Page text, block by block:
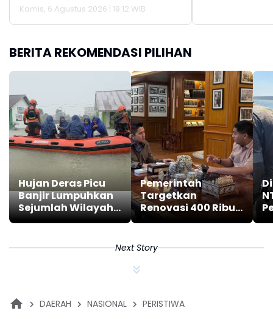
Kamis, 6 Agustus 2026 | 19:12 WIB
BERITA REKOMENDASI PILIHAN
Hujan Deras Picu
Banjir Lumpuhkan
Sejumlah Wilayah
di Kota Padang
Pemerintah
Targetkan
Renovasi 400 Ribu
Rumah Tak Layak
Next Story
DAERAH NASIONAL PERISTIWA